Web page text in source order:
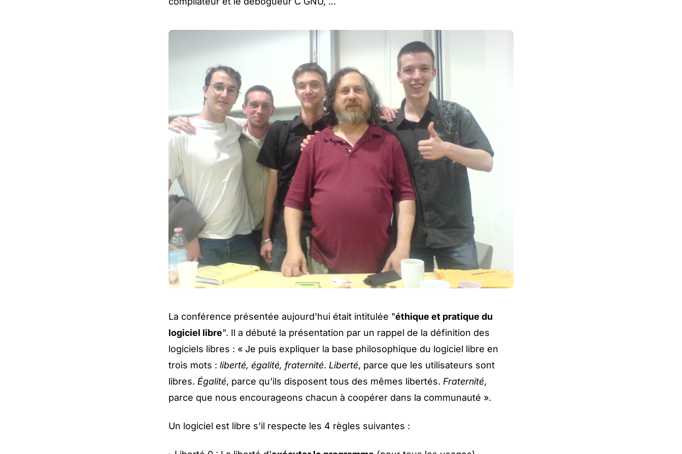
La conférence présentée aujourd'hui était intitulée "éthique et pratique du
logiciel libre". Il a débuté la présentation par un rappel de la définition des
logiciels libres : « Je puis expliquer la base philosophique du logiciel libre en
trois mots : liberté, égalité, fraternité. Liberté, parce que les utilisateurs sont
libres. Égalité, parce qu'ils disposent tous des mêmes libertés. Fraternité,
parce que nous encourageons chacun à coopérer dans la communauté ».
Un logiciel est libre s'il respecte les 4 règles suivantes :